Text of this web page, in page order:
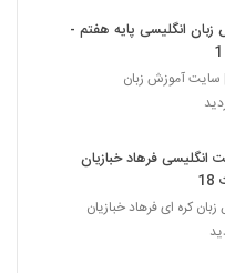
زبان انگلیسی پایه هفتم -
سایت آموزش زبان
انگلیسی فرهاد خبازیان
کره ای فرهاد خبازیان